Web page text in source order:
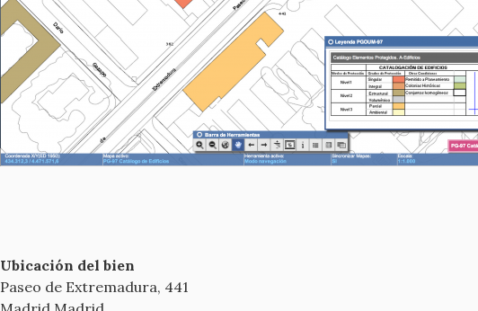
Ubicación del bien
Paseo de Extremadura, 441